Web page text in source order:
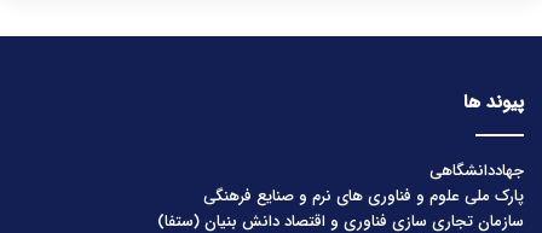
پیوند ها
جهاددانشگاهی
پارک ملی علوم و فناوری های نرم و صنایع فرهنگی
سازمان تجاری سازی فناوری و اقتصاد دانش بنیان (ستفا)